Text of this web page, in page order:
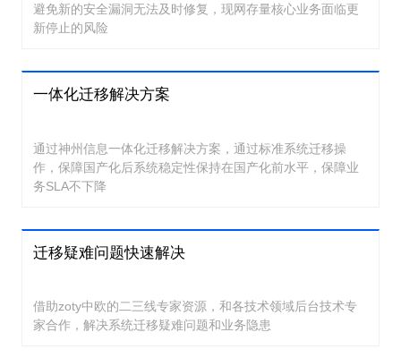
避免新的安全漏洞无法及时修复，现网存量核心业务面临更
新停止的风险
一体化迁移解决方案
通过神州信息一体化迁移解决方案，通过标准系统迁移操
作，保障国产化后系统稳定性保持在国产化前水平，保障业
务SLA不下降
迁移疑难问题快速解决
借助zoty中欧的二三线专家资源，和各技术领域后台技术专
家合作，解决系统迁移疑难问题和业务隐患